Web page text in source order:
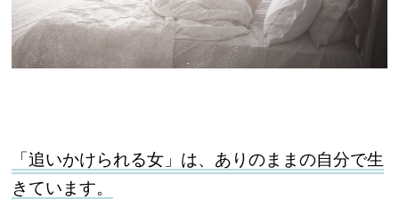
「追いかけられる女」は、ありのままの自分で生
きています。